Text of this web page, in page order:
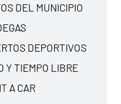
DEL MUNICIPIO
DEPORTIVOS
Y TIEMPO LIBRE
A CAR